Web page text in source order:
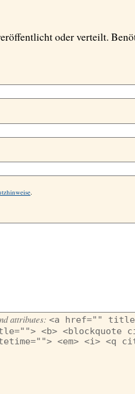
oder verteilt.
.
attributes: <a href=""
<b> <blockquote
<em> <i> <q